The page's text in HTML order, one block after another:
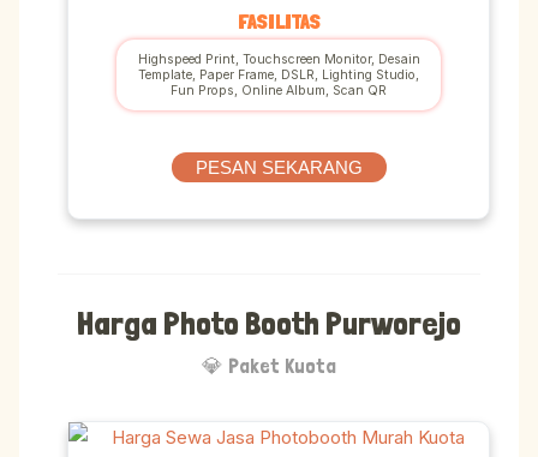
FASILITAS
Highspeed Print, Touchscreen Monitor, Desain
Template, Paper Frame, DSLR, Lighting Studio,
Fun Props, Online Album, Scan QR
PESAN SEKARANG
Harga Photo Booth Purworejo
💎 Paket Kuota